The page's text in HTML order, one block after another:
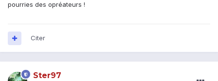
pourries des opréateurs !
Citer
Ster97